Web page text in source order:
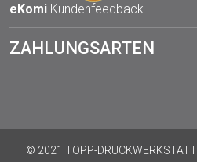
eKomi Kundenfeedback
ZAHLUNGSARTEN
© 2021 TOPP-